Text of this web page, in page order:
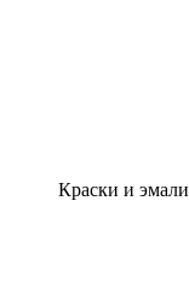
Краски и эмали